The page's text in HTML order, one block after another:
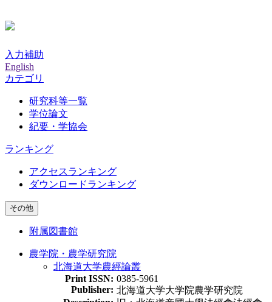
入力補助
English
カテゴリ
研究科等一覧
学位論文
紀要・学協会
ランキング
アクセスランキング
ダウンロードランキング
その他
附属図書館
農学院・農学研究院
北海道大学農經論叢
Print ISSN: 0385-5961
Publisher: 北海道大学大学院農学研究院